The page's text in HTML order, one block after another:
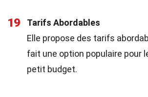
19
Tarifs Abordables
Elle propose des tarifs
fait une option populaire pour
petit budget.